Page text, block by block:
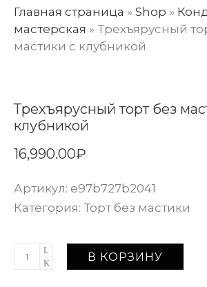
Главная страница » Shop »
мастерская » Трехъярусный
мастики с клубникой
Трехъярусный торт без
клубникой
16,990.00₽
Артикул: e97b727b2041
Категория: Торт без мастики
В КОРЗИНУ